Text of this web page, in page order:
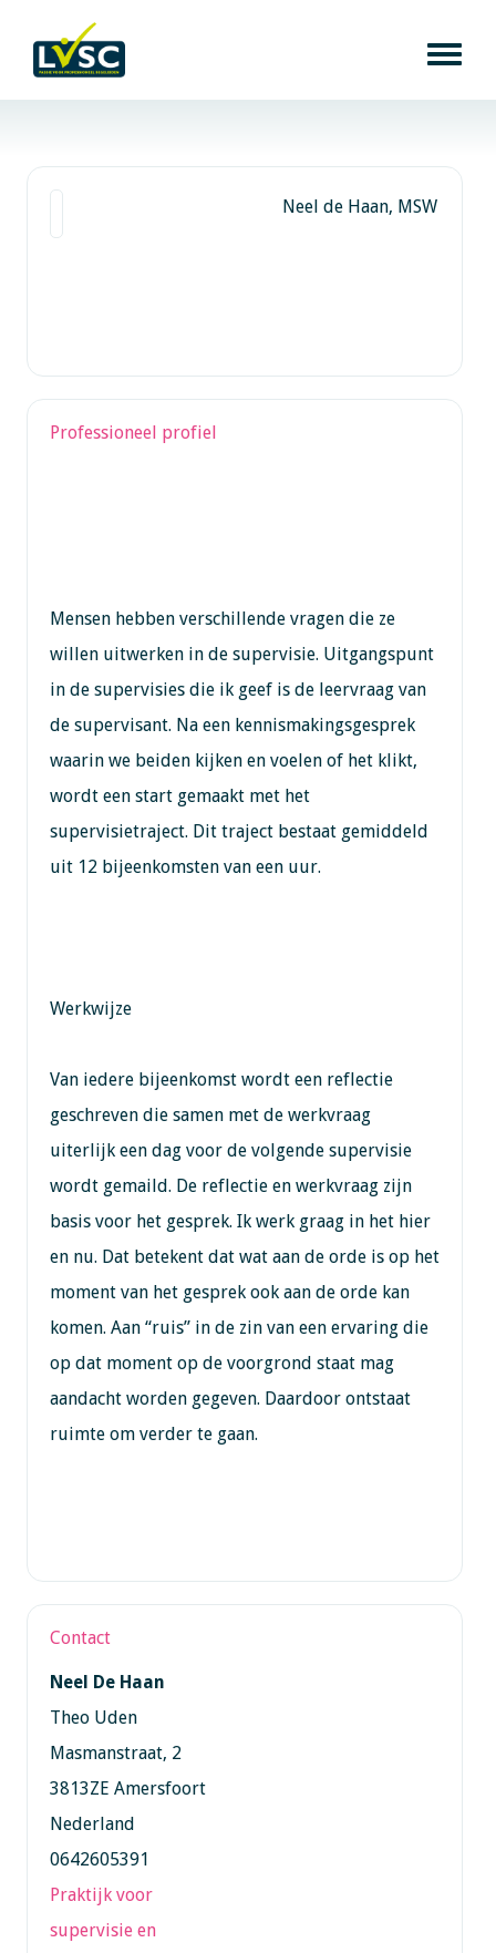
Neel de Haan, MSW
Professioneel profiel
Mensen hebben verschillende vragen die ze
willen uitwerken in de supervisie. Uitgangspunt
in de supervisies die ik geef is de leervraag van
de supervisant. Na een kennismakingsgesprek
waarin we beiden kijken en voelen of het klikt,
wordt een start gemaakt met het
supervisietraject. Dit traject bestaat gemiddeld
uit 12 bijeenkomsten van een uur.
Werkwijze
Van iedere bijeenkomst wordt een reflectie
geschreven die samen met de werkvraag
uiterlijk een dag voor de volgende supervisie
wordt gemaild. De reflectie en werkvraag zijn
basis voor het gesprek. Ik werk graag in het hier
en nu. Dat betekent dat wat aan de orde is op het
moment van het gesprek ook aan de orde kan
komen. Aan “ruis” in de zin van een ervaring die
op dat moment op de voorgrond staat mag
aandacht worden gegeven. Daardoor ontstaat
ruimte om verder te gaan.
Contact
Neel De Haan
Theo Uden
Masmanstraat, 2
3813ZE Amersfoort
Nederland
0642605391
Praktijk voor
supervisie en